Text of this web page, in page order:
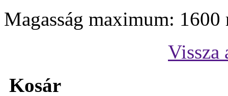
Magasság maximum: 1600
Vissza
Kosár